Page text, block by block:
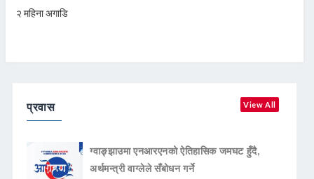
२ महिना अगाडि
प्रवास View All
ग्वाङ्झाउमा एनआरएनको ऐतिहासिक जमघट हुँदै,
अर्थमन्त्री वाग्लेले सँबोधन गर्ने